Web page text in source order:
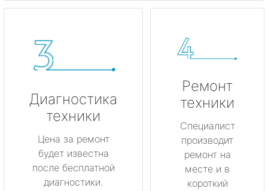
Диагностика
техники
Цена за ремонт
будет известна
после бесплатной
диагностики.
Ремонт
техники
Специалист
производит
ремонт на
месте и в
короткий